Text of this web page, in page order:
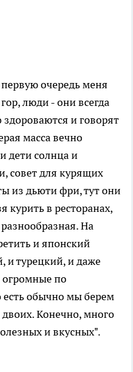
очередь меня
люди - они всегда
и говорят
масса вечно
дети солнца и
совет для курящих
из дьюти фри, тут они
курить в ресторанах,
На
и японский
и турецкий, и даже
огромные по
обычно мы берем
Конечно, много
и вкусных".